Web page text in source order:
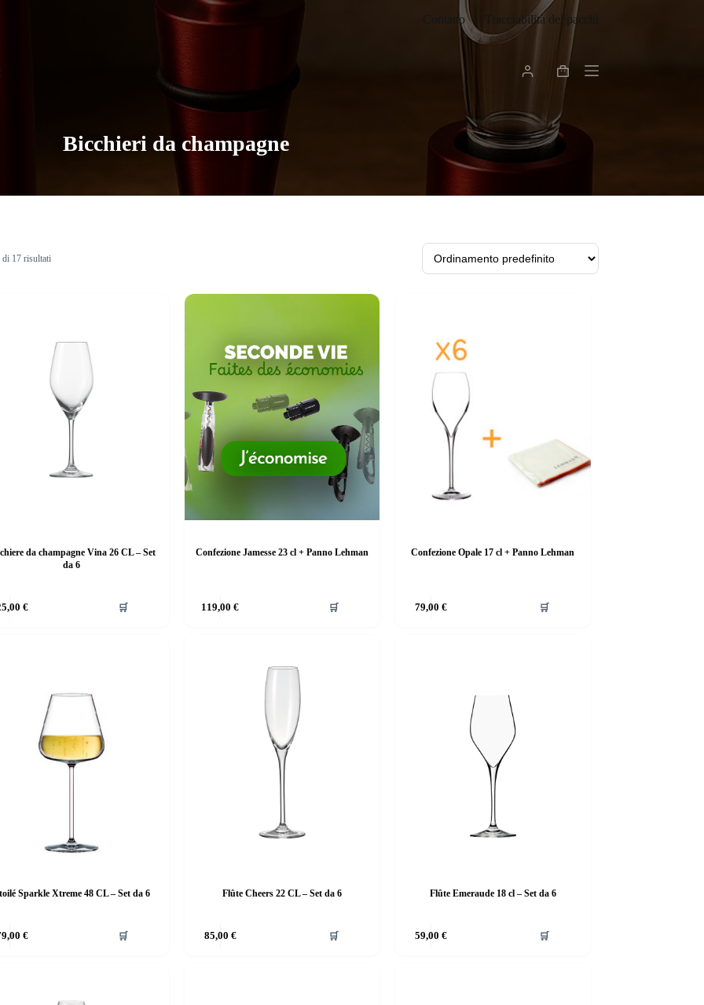
Contatto Tracciabilità dei pacchi
Carrello
Bicchieri da champagne
di 17 risultati
da champagne Vina 26 CL – Set
da 6
€ 🛒
Confezione Jamesse 23 cl + Panno Lehman
119,00€ 🛒
Confezione Opale 17 cl + Panno Lehman
79,00 € 🛒
Sparkle Xtreme 48 CL – Set da 6
€ 🛒
Flûte Cheers 22 CL – Set da 6
85,00 € 🛒
Flûte Emeraude 18 cl – Set da 6
59,00 € 🛒